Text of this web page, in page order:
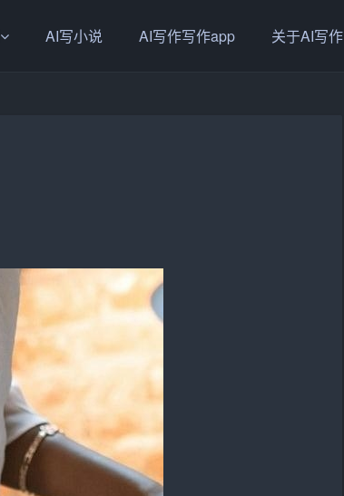
AI写小说 AI写作写作app 关于AI写作